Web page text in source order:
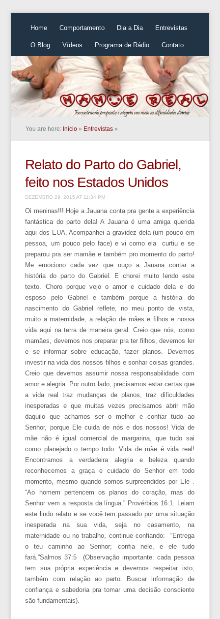
Home Comportamento Dia a Dia Entrevistas
O Blog Vídeos Programa de Rádio Contato
You are here: Início » Entrevistas »
Relato do Parto do Gabriel,
feito nos Estados Unidos
DEZEMBRO 29, 2015 AT 11:34 PM
Oi meninas!!! Hoje a Jauana conta pra gente a experiência
fantástica do parto dela! A Jauana é uma amiga querida
aqui dos EUA. Acompanhei a gravidez dela (um pouco em
pessoa, um pouco pelo face) e vi como ela curtiu e se
preparou pra ser mamãe e também pro momento do parto!
Me emociono cada vez que ouço a Jauana contar a
história do parto do Gabriel. E chorei muito lendo este
texto. Choro porque vejo o amor e cuidado dela e do
esposo pelo Gabriel e também porque a história do
nascimento do Gabriel reflete, no meu ponto de vista,
muito a maternidade, a relação de mães e filhos e nossa
vida aqui na terra de maneira geral. Creio que nós, como
mamães, devemos nos preparar pra ter filhos, devemos ler
e se informar sobre educação, fazer planos. Devemos
investir na vida dos nossos filhos e sonhar coisas grandes.
Creio que devemos assumir nossa responsabilidade com
amor e alegria. Por outro lado, precisamos estar certas que
a vida real traz mudanças de planos, traz dificuldades
inesperadas e que muitas vezes precisamos abrir mão
daquilo que achamos ser o melhor e confiar tudo ao
Senhor, porque Ele cuida de nós e dos nossos! Vida de
mãe não é igual comercial de margarina, que tudo sai
como planejado o tempo todo. Vida de mãe é vida real!
Encontramos a verdadeira alegria e beleza quando
reconhecemos a graça e cuidado do Senhor em todo
momento, mesmo quando somos surpreendidos por Ele .
“Ao homem pertencem os planos do coração, mas do
Senhor vem a resposta da língua.” Provérbios 16:1. Leiam
este lindo relato e se você tem passado por uma situação
inesperada na sua vida, seja no casamento, na
maternidade ou no trabalho, continue confiando: “Entrega
o teu caminho ao Senhor; confia nele, e ele tudo
fará.”Salmos 37:5 (Observação importante: cada pessoa
tem sua própria experiência e devemos respeitar isto,
também com relação ao parto. Buscar informação de
confiança e sabedoria pra tomar uma decisão consciente
são fundamentais).